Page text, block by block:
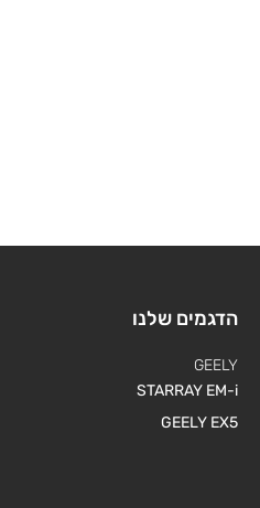
הדגמים שלנו
GEELY
STARRAY EM-i
GEELY EX5